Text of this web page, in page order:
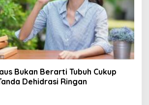
Bukan Berarti Tubuh Cukup
Dehidrasi Ringan